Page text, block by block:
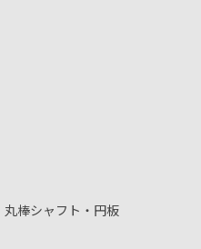
棒シャフト・円板